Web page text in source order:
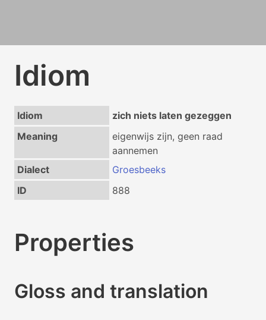
Idiom
Idiom
zich niets laten gezeggen
Meaning
eigenwijs zijn, geen raad
aannemen
Dialect
Groesbeeks
ID
888
Properties
Gloss and translation